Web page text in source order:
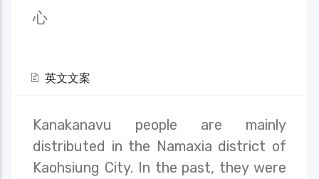
心
英文文案
Kanakanavu people are mainly
distributed in the Namaxia district of
Kaohsiung City. In the past, they were